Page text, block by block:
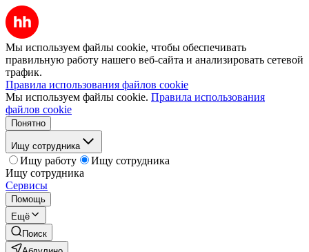
Мы используем файлы cookie, чтобы обеспечивать
правильную работу нашего веб-сайта и анализировать сетевой
трафик.
Правила использования файлов cookie
Мы используем файлы cookie. Правила использования
файлов cookie
Понятно
Ищу сотрудника
Ищу работу
Ищу сотрудника
Ищу сотрудника
Сервисы
Помощь
Ещё
Поиск